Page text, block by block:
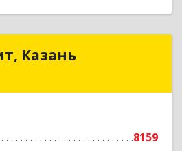
Казань
8159
Бит, Казань
Подробнее